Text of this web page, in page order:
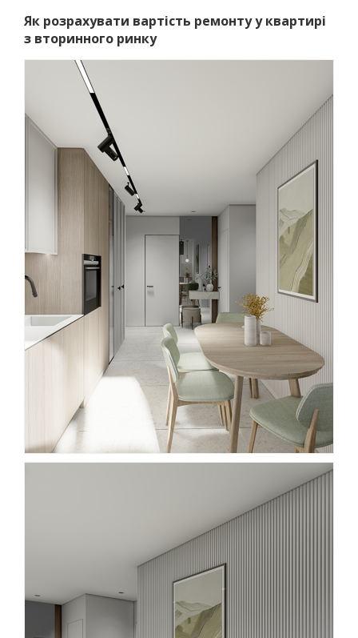
Як розрахувати вартість ремонту у квартирі
з вторинного ринку